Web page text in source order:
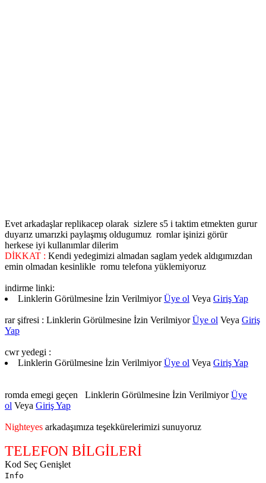
Evet arkadaşlar replikacep olarak sizlere s5 i taktim etmekten gurur
duyarız umarızki paylaşmış oldugumuz romlar işinizi görür
herkese iyi kullanımlar dilerim
DİKKAT : Kendi yedegimizi almadan saglam yedek aldıgımızdan
emin olmadan kesinlikle romu telefona yüklemiyoruz
indirme linki:
Linklerin Görülmesine İzin VerilmiyorÜye ol Veya Giriş Yap
rar şifresi : Linklerin Görülmesine İzin VerilmiyorÜye ol Veya Giriş
Yap
cwr yedegi :
Linklerin Görülmesine İzin VerilmiyorÜye ol Veya Giriş Yap
romda emegi geçen Linklerin Görülmesine İzin VerilmiyorÜye
ol Veya Giriş Yap
Nighteyes arkadaşımıza teşekkürelerimizi sunuyoruz
TELEFON BİLGİLERİ
Kod Seç Genişlet
Info